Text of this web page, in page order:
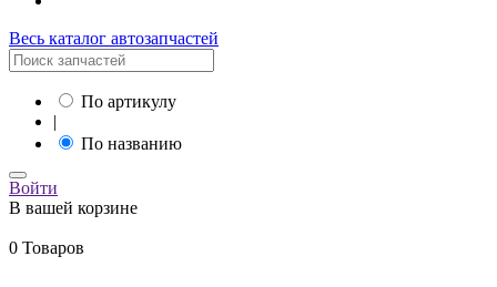
Весь каталог автозапчастей
По артикулу
|
По названию
Войти
В вашей корзине
0 Товаров